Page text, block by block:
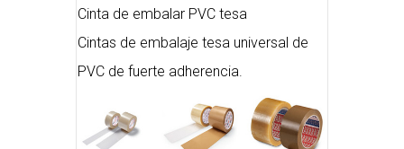
Cinta de embalar PVC tesa
Cintas de embalaje tesa universal de
PVC de fuerte adherencia.